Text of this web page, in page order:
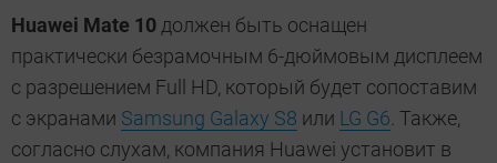
Huawei Mate 10должен быть оснащен
практически безрамочным 6-дюймовым дисплеем
с разрешением Full HD, который будет сопоставим
с экранами Samsung Galaxy S8 или LG G6. Также,
согласно слухам, компания Huawei установит в